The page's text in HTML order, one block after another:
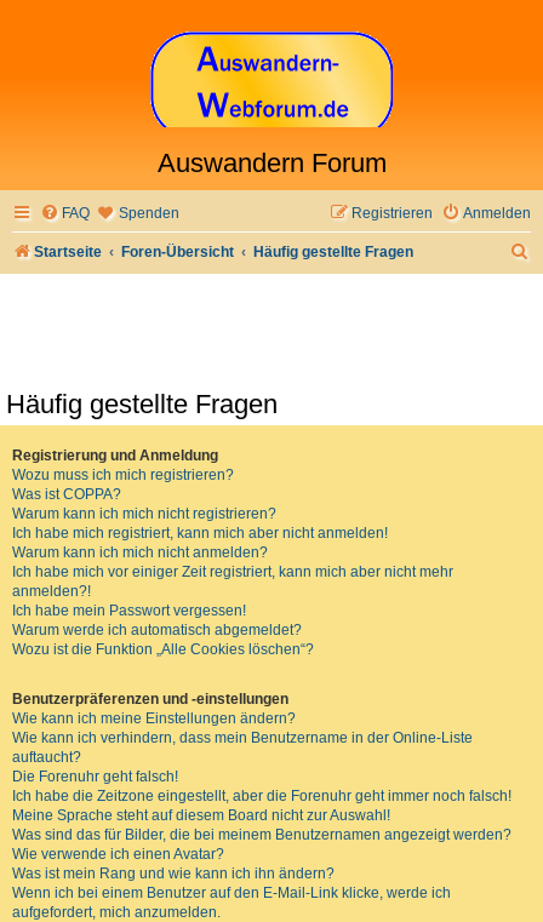
Auswandern Forum
FAQ Spenden Anmelden
Registrieren
Startseite Foren-Übersicht Häufig gestellte Fragen
Häufig gestellte Fragen
Registrierung und Anmeldung
Wozu muss ich mich registrieren?
Was ist COPPA?
Warum kann ich mich nicht registrieren?
Ich habe mich registriert, kann mich aber nicht anmelden!
Warum kann ich mich nicht anmelden?
Ich habe mich vor einiger Zeit registriert, kann mich aber nicht mehr
anmelden?!
Ich habe mein Passwort vergessen!
Warum werde ich automatisch abgemeldet?
Wozu ist die Funktion „Alle Cookies löschen“?
Benutzerpräferenzen und -einstellungen
Wie kann ich meine Einstellungen ändern?
Wie kann ich verhindern, dass mein Benutzername in der Online-Liste
auftaucht?
Die Forenuhr geht falsch!
Ich habe die Zeitzone eingestellt, aber die Forenuhr geht immer noch falsch!
Meine Sprache steht auf diesem Board nicht zur Auswahl!
Was sind das für Bilder, die bei meinem Benutzernamen angezeigt werden?
Wie verwende ich einen Avatar?
Was ist mein Rang und wie kann ich ihn ändern?
Wenn ich bei einem Benutzer auf den E-Mail-Link klicke, werde ich
aufgefordert, mich anzumelden.